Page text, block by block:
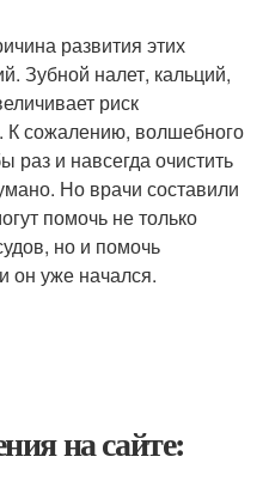
развития этих
Зубной налет, кальций,
риск
К сожалению, волшебного
раз и навсегда очистить
Но врачи составили
помочь не только
но и помочь
он уже начался.
на сайте: